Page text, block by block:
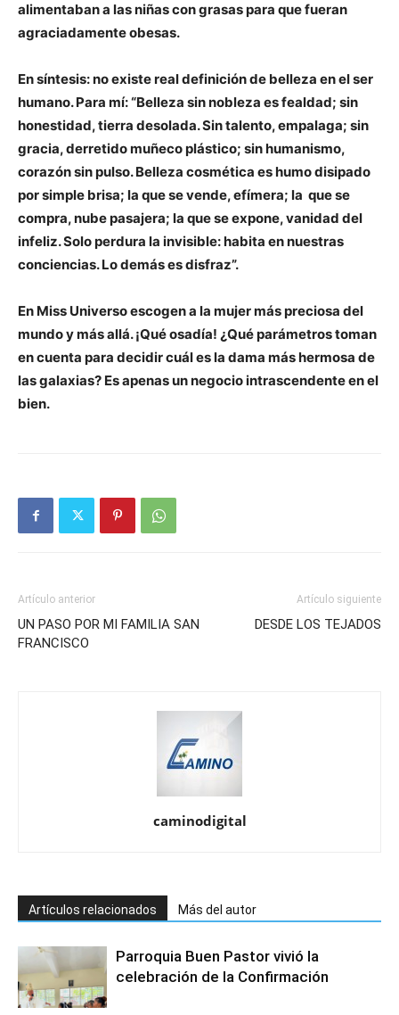
alimentaban a las niñas con grasas para que fueran
agraciadamente obesas.
En síntesis: no existe real definición de belleza en el ser
humano.Para mí: “Belleza sin nobleza es fealdad; sin
honestidad, tierra desolada. Sin talento, empalaga; sin
gracia, derretido muñeco plástico; sin humanismo,
corazón sin pulso. Belleza cosmética es humo disipado
por simple brisa; la que se vende, efímera; la que se
compra, nube pasajera; la que se expone, vanidad del
infeliz. Solo perdura la invisible: habita en nuestras
conciencias.Lo demás es disfraz”.
En Miss Universo escogen a la mujer más preciosa del
mundo y más allá. ¡Qué osadía! ¿Qué parámetros toman
en cuenta para decidir cuál es la dama más hermosa de
las galaxias? Es apenas un negocio intrascendente en el
bien.
Artículo anterior
UN PASO POR MI FAMILIA SAN
FRANCISCO
Artículo siguiente
DESDE LOS TEJADOS
caminodigital
Artículos relacionados Más del autor
Parroquia Buen Pastor vivió la
celebración de la Confirmación